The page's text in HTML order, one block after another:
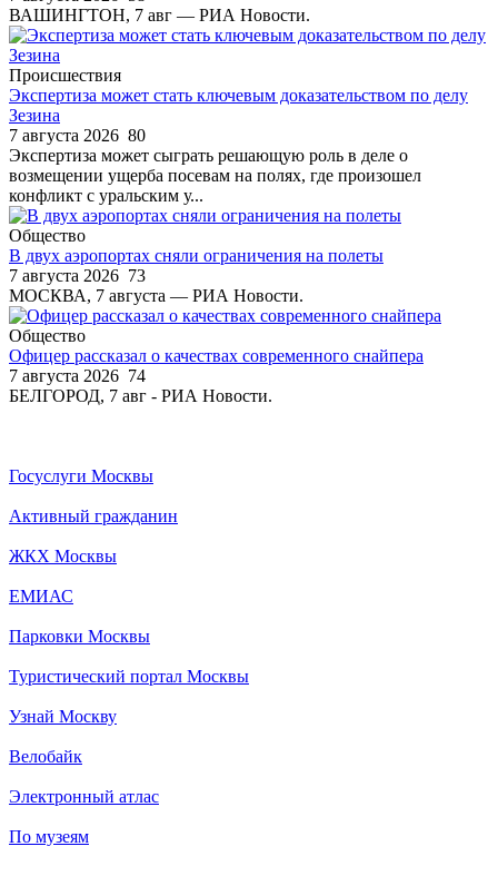
ВАШИНГТОН, 7 авг — РИА Новости.
Происшествия
Экспертиза может стать ключевым доказательством по делу
Зезина
7 августа 2026 80
Экспертиза может сыграть решающую роль в деле о
возмещении ущерба посевам на полях, где произошел
конфликт с уральским у...
Общество
В двух аэропортах сняли ограничения на полеты
7 августа 2026 73
МОСКВА, 7 августа — РИА Новости.
Общество
Офицер рассказал о качествах современного снайпера
7 августа 2026 74
БЕЛГОРОД, 7 авг - РИА Новости.
Госуслуги Москвы
Активный гражданин
ЖКХ Москвы
ЕМИАС
Парковки Москвы
Туристический портал Москвы
Узнай Москву
Велобайк
Электронный атлас
По музеям